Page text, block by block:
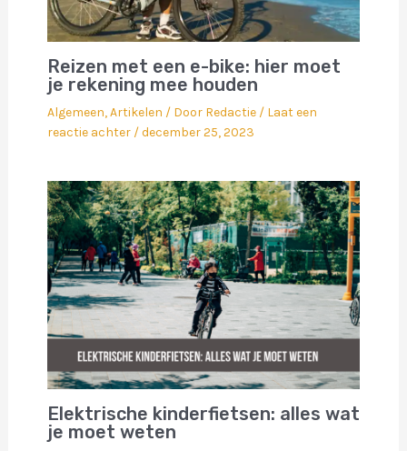
Reizen met een e-bike: hier moet
je rekening mee houden
Algemeen,Artikelen / Door Redactie / Laat een
reactie achter /december 25, 2023
Elektrische kinderfietsen: alles wat
je moet weten